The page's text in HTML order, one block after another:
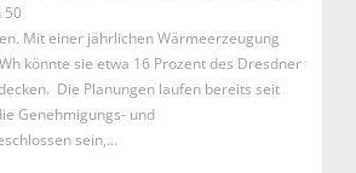
50
Mit einer jährlichen Wärmeerzeugung
könnte sie etwa 16 Prozent des Dresdner
Die Planungen laufen bereits seit
Genehmigungs- und
sein,…